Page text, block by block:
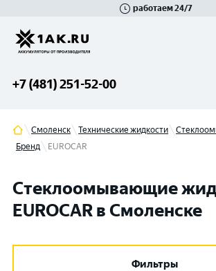
работаем 24/7
+7 (481) 251-52-00
Смоленск Технические жидкости
Бренд
EUROCAR
Стеклоомывающие
EUROCAR в Смоленске
Фильтры
Гатчина